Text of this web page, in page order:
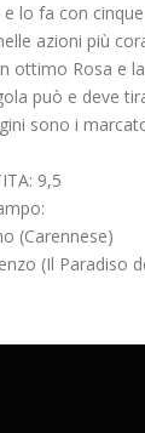
lo fa con
azioni più
ottimo Rosa e
può e deve
sono i
9,5
(Carennese)
(Il Paradiso